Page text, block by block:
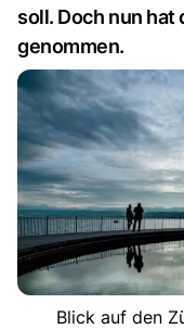
soll. Doch nun hat
genommen.
Blick auf den